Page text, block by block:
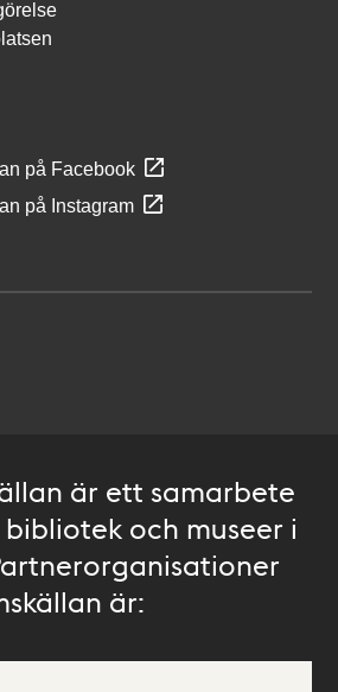
på Facebook
på Instagram
är ett samarbete
och museer i
är: